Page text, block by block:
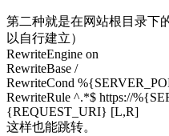
第二种就是在网站根目录下
以自行建立）
RewriteEngine on
RewriteBase /
RewriteCond
RewriteRule ^.*$ https://
{REQUEST_URI} [L,R]
这样也能跳转。